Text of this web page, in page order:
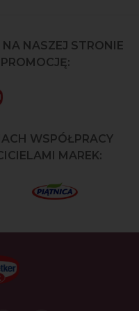
NASZEJ STRONIE
WSPÓŁPRACY
MAREK: